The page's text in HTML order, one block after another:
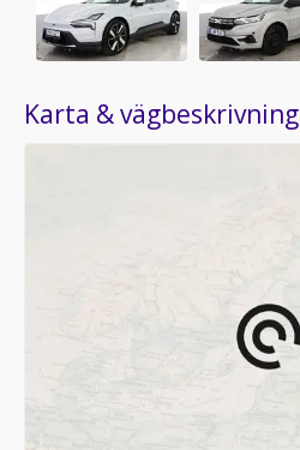
Karta & vägbeskrivning